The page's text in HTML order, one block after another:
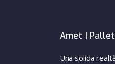
Amet |
Una solida